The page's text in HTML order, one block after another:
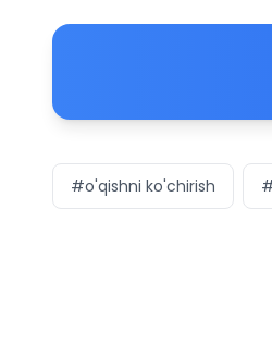
#o'qishni ko'chirish